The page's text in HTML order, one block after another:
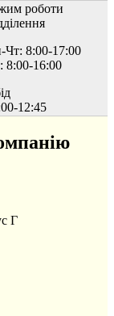
роботи
Чт: 8:00-17:00
8:00-16:00
12:45
Г